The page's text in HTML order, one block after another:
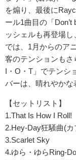
を煽り、最後に
ール1曲目の「
ッシェルも再登場
では、1月からのア
客のテンションもさ
I・O・T」でテンシ
バーは、晴れやかな
【セットリスト】
1.That Is How I Roll!
2.Hey-Day狂騒曲(カ
3.Scarlet Sky
4.ゆら・ゆらRing-